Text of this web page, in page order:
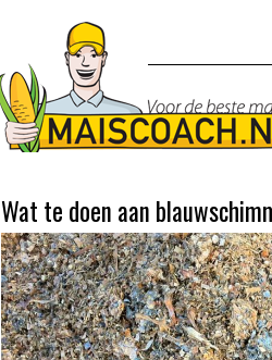
Wat te doen aan